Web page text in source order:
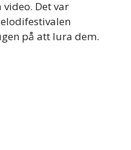
Det var
på att lura dem.